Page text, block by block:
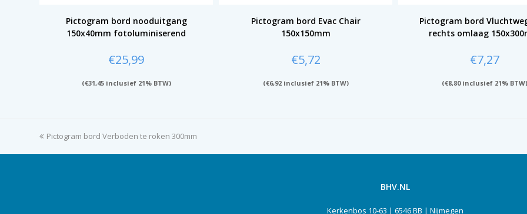
Pictogram bord nooduitgang
150x40mm fotoluminiserend
€25,99
(€31,45inclusief 21% BTW)
Pictogram bord Evac Chair
150x150mm
€5,72
(€6,92inclusief 21% BTW)
Pictogram bord
rechts omlaag
€7,27
(€8,80inclusief 21% BTW)
previous
Pictogram bord Verboden te roken 300mm
BHV.NL
Kerkenbos 10-63 | 6546 BB | Nijmegen